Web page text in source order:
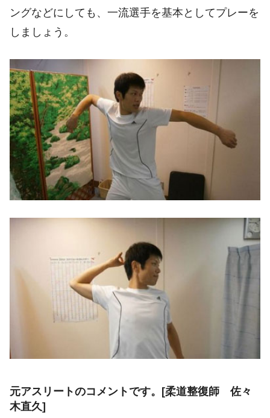
ングなどにしても、一流選手を基本としてプレーを
しましょう。
元アスリートのコメントです。[柔道整復師 佐々
木直久]